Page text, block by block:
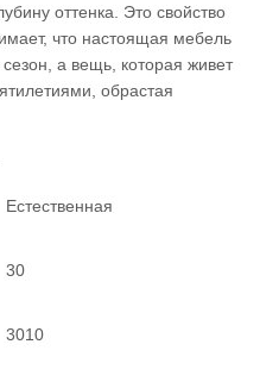
оттенка. Это свойство
что настоящая мебель
а вещь, которая живет
обрастая
Естественная
30
3010